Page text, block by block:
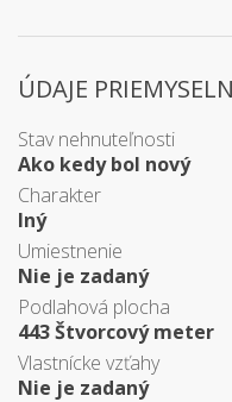
ÚDAJE
Stav nehnuteľnosti
Ako kedy bol nový
Charakter
Iný
Umiestnenie
Nie je zadaný
Podlahová plocha
443 Štvorcový meter
Vlastnícke vzťahy
Nie je zadaný